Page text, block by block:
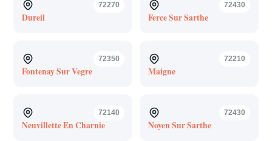
72270
Dureil
72430
Ferce Sur Sarthe
72350
Fontenay Sur Vegre
72210
Maigne
72140
Neuvillette En Charnie
72430
Noyen Sur Sarthe